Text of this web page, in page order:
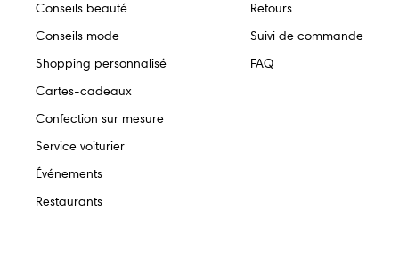
Conseils beauté
Conseils mode
Shopping personnalisé
Cartes-cadeaux
Confection sur mesure
Service voiturier
Événements
Restaurants
Retours
Suivi de commande
FAQ